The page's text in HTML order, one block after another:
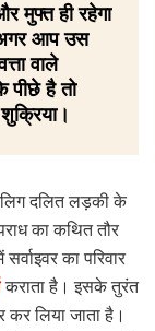
मुफ्त ही रहेगा
अगर आप उस
वाले
पीछे है तो
दलित लड़की के
का कथित तौर
का परिवार
कराता है। इसके तुरंत
कर लिया जाता है।